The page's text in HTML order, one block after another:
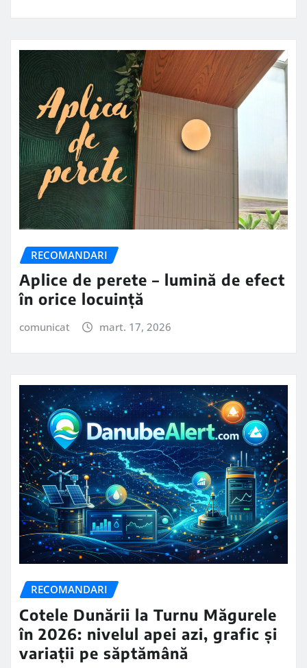
RECOMANDARI
Aplice de perete – lumină de efect
în orice locuință
comunicat mart. 17, 2026
RECOMANDARI
Cotele Dunării la Turnu Măgurele
în 2026: nivelul apei azi, grafic și
variații pe săptămână